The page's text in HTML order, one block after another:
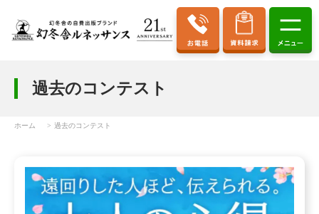
過去のコンテスト
ホーム 過去のコンテスト